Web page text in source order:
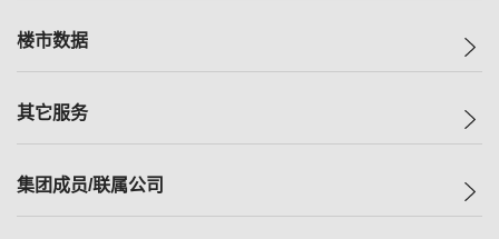
减价
美联豪宅
独家楼盘
租房
自助放盘
查询热线
按揭计算机
负担能力计算机
楼市数据
指数
历史成交
其它服务
小区专页
集团成员/联属公司